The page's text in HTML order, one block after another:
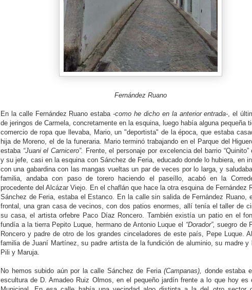
Fernández Ruano
En la calle Fernández Ruano estaba-como he dicho en la anterior entrada-, el
de jeringos de Carmela, concretamente en la esquina, luego había alguna pequeña
comercio de ropa que llevaba, Mario, un "deportista" de la época, que estaba
hija de Moreno, el de la funeraria. Mario terminó trabajando en el Parque del
estaba “Juani el Carnicero”. Frente, el personaje por excelencia del barrio “Quinito”
y su jefe, casi en la esquina con Sánchez de Feria, educado donde lo hubiera, en
con una gabardina con las mangas vueltas un par de veces por lo larga, y
familia, andaba con paso de torero haciendo el paseíllo, acabó en la
procedente del Alcázar Viejo. En el chaflán que hace la otra esquina de Fernández
Sánchez de Feria, estaba el Estanco. En la calle sin salida de Fernández Ruano,
frontal, una gran casa de vecinos, con dos patios enormes, allí tenía el taller de
su casa, el artista orfebre Paco Díaz Roncero. También existía un patio en el
fundía a la tierra Pepito Luque, hermano de Antonio Luque el “Dorador”, suegro de
Roncero y padre de otro de los grandes cinceladores de este país, Pepe Luque.
familia de Juaní Martínez, su padre artista de la fundición de aluminio, su madre y
Pili y Maruja.
No hemos subido aún por la calle Sánchez de Feria(Campanas), donde estaba
escultura de D. Amadeo Ruiz Olmos, en el pequeño jardín frente a lo que hoy es